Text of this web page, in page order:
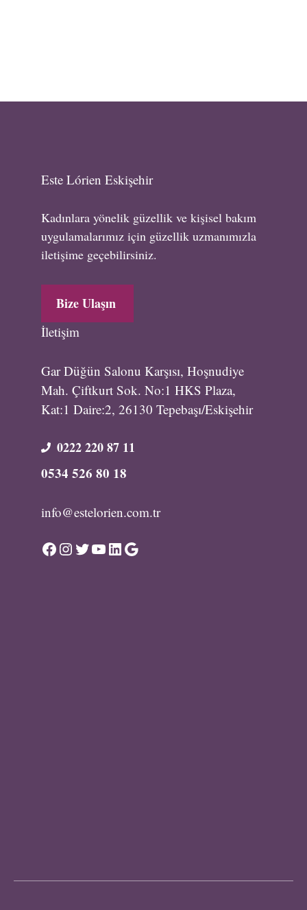
Este Lórien Eskişehir
Kadınlara yönelik güzellik ve kişisel bakım
uygulamalarımız için güzellik uzmanımızla
iletişime geçebilirsiniz.
Bize Ulaşın
İletişim
Gar Düğün Salonu Karşısı, Hoşnudiye
Mah. Çiftkurt Sok. No:1 HKS Plaza,
Kat:1 Daire:2, 26130 Tepebaşı/Eskişehir
0222 220 87 11
0534 526 80 18
info@estelorien.com.tr
Facebook
Instagram
Twitter
YouTube
LinkedIn
Google